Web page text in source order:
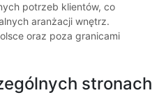
potrzeb klientów, co
aranżacji wnętrz.
oraz poza granicami
stronach